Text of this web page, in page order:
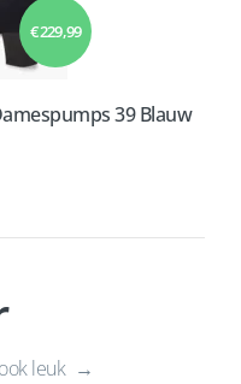
€ 229,99
39 Blauw
leuk